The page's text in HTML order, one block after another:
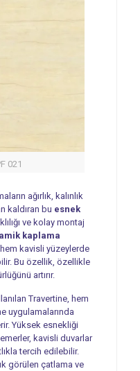
021
ağırlık, kalınlık
kaldıran bu esnek
ve kolay montaj
kaplama
kavisli yüzeylerde
Bu özellik, özellikle
artırır.
Travertine, hem
uygulamalarında
Yüksek esnekliği
kavisli duvarlar
tercih edilebilir.
görülen çatlama ve